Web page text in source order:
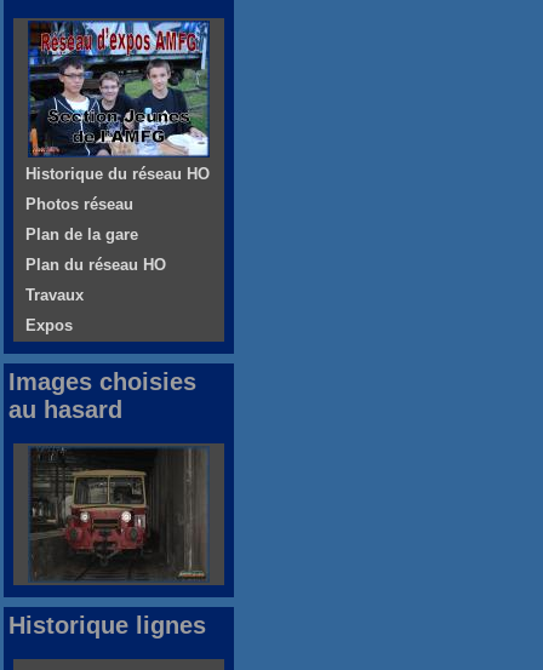
Historique du réseau HO
Photos réseau
Plan de la gare
Plan du réseau HO
Travaux
Expos
Images choisies
au hasard
Historique lignes